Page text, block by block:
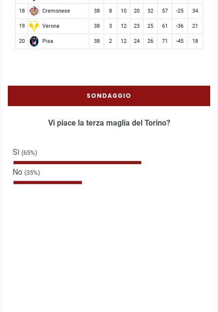
18 Cremonese 38 8 10 20 32 57 -25 34
19 Verona 38 3 12 23 25 61 -36 21
20 Pisa 38 2 12 24 26 71 -45 18
SONDAGGIO
Vi piace la terza maglia del Torino?
Sì (65%)
No (35%)